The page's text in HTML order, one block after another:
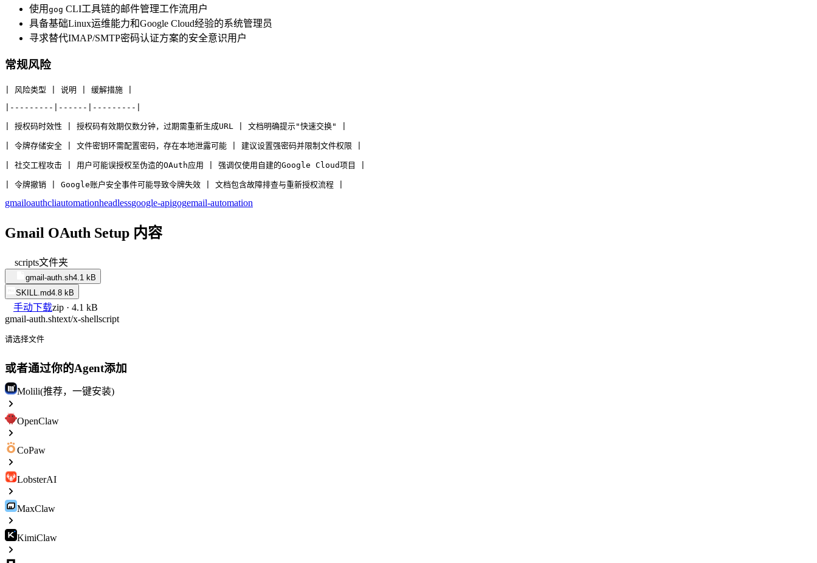
使用 gog CLI工具链的邮件管理工作流用户
具备基础Linux运维能力和Google Cloud经验的系统管理员
寻求替代IMAP/SMTP密码认证方案的安全意识用户
常规风险
| 风险类型 | 说明 | 缓解措施 |
|---------|------|---------|
| 授权码时效性 | 授权码有效期仅数分钟，过期需重新生成URL | 文档明确提示"快速交换" |
| 令牌存储安全 | 文件密钥环需配置密码，存在本地泄露可能 | 建议设置强密码并限制文件权限 |
| 社交工程攻击 | 用户可能误授权至伪造的OAuth应用 | 强调仅使用自建的Google Cloud项目 |
| 令牌撤销 | Google账户安全事件可能导致令牌失效 | 文档包含故障排查与重新授权流程 |
gmailoauthcliautomationheadlessgoogle-apigogemail-automation
Gmail OAuth Setup 内容
scripts文件夹
gmail-auth.sh4.1 kB
SKILL.md4.8 kB
手动下载zip · 4.1 kB
gmail-auth.shtext/x-shellscript
请选择文件
或者通过你的Agent添加
Molili(推荐，一键安装)
OpenClaw
CoPaw
LobsterAI
MaxClaw
KimiClaw